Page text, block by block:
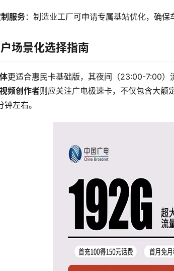
服务：制造业工厂可申请专属基站优化，确保
场景化选择指南
更适合惠民卡基础版，其夜间（23:00-7:00）
频创作者则应关注广电极速卡，不仅包含大额
左右。